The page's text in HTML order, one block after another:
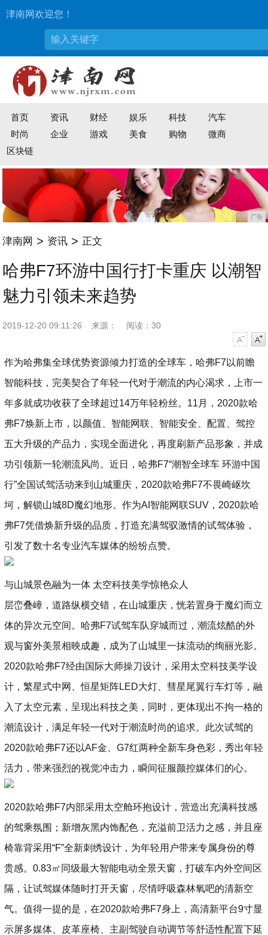
津南网欢迎您！
首页 资讯 财经 娱乐 科技
汽车
时尚
企业 游戏 美食 购物
微商
区块链
广告
津南网 > 资讯 > 正文
哈弗F7环游中国行打卡重庆 以潮智
魅力引领未来趋势
2019-12-20 09:11:26 来源：
阅读：30
作为哈弗集全球优势资源倾力打造的全球车，哈弗F7以前瞻
智能科技，完美契合了年轻一代对于潮流的内心渴求，上市一
年多就成功收获了全球超过14万年轻粉丝。11月，2020款哈
弗F7焕新上市，以颜值、智能网联、智能安全、配置、驾控
五大升级的产品力，实现全面进化，再度刷新产品形象，并成
功引领新一轮潮流风尚。近日，哈弗F7“潮智全球车 环游中国
行”全国试驾活动来到山城重庆，2020款哈弗F7不畏崎岖坎
坷，解锁山城8D魔幻地形。作为AI智能网联SUV，2020款哈
弗F7凭借焕新升级的品质，打造充满驾驭激情的试驾体验，
引发了数十名专业汽车媒体的纷纷点赞。
与山城景色融为一体 太空科技美学惊艳众人
层峦叠嶂，道路纵横交错，在山城重庆，恍若置身于魔幻而立
体的异次元空间。哈弗F7试驾车队穿城而过，潮流炫酷的外
观与窗外美景相映成趣，成为了山城里一抹流动的绚丽光影。
2020款哈弗F7经由国际大师操刀设计，采用太空科技美学设
计，繁星式中网、恒星矩阵LED大灯、彗星尾翼行车灯等，融
入了太空元素，呈现出科技之美，同时，更体现出不拘一格的
潮流设计，满足年轻一代对于潮流时尚的追求。此次试驾的
2020款哈弗F7还以AF金、G7红两种全新车身色彩，秀出年轻
活力，带来强烈的视觉冲击力，瞬间征服颜控媒体们的心。
2020款哈弗F7内部采用太空舱环抱设计，营造出充满科技感
的驾乘氛围；新增灰黑内饰配色，充溢前卫活力之感，并且座
椅靠背采用“F”全新刺绣设计，为年轻用户带来专属身份的尊
贵感。0.83㎡同级最大智能电动全景天窗，打破车内外空间区
隔，让试驾媒体随时打开天窗，尽情呼吸森林氧吧的清新空
气。值得一提的是，在2020款哈弗F7身上，高清新平台9寸显
示屏多媒体、皮革座椅、主副驾驶自动调节等舒适性配置下延